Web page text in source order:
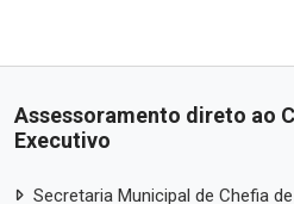
Assessoramento direto ao
Executivo
Secretaria Municipal de Chefia